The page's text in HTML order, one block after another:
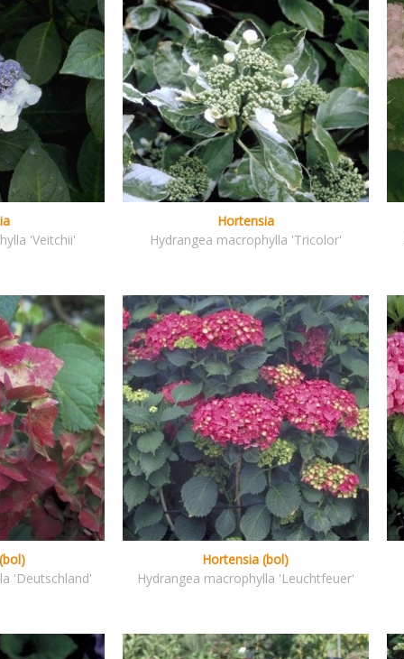
'Veitchii'
Hortensia
Hydrangea macrophylla 'Tricolor'
'Deutschland'
Hortensia (bol)
Hydrangea macrophylla 'Leuchtfeuer'